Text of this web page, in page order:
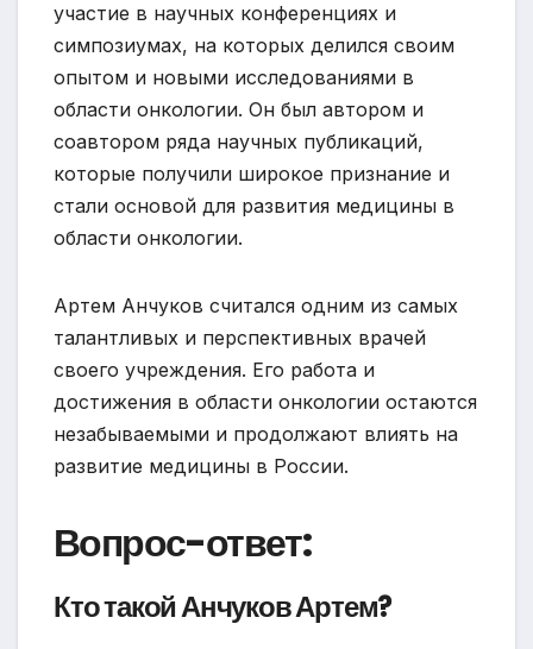
участие в научных конференциях и
симпозиумах, на которых делился своим
опытом и новыми исследованиями в
области онкологии. Он был автором и
соавтором ряда научных публикаций,
которые получили широкое признание и
стали основой для развития медицины в
области онкологии.
Артем Анчуков считался одним из самых
талантливых и перспективных врачей
своего учреждения. Его работа и
достижения в области онкологии остаются
незабываемыми и продолжают влиять на
развитие медицины в России.
Вопрос-ответ:
Кто такой Анчуков Артем?